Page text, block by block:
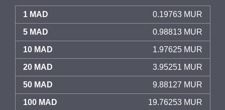
1 MAD 0.19763 MUR
5 MAD 0.98813 MUR
10 MAD 1.97625 MUR
20 MAD 3.95251 MUR
50 MAD 9.88127 MUR
100 MAD 19.76253 MUR